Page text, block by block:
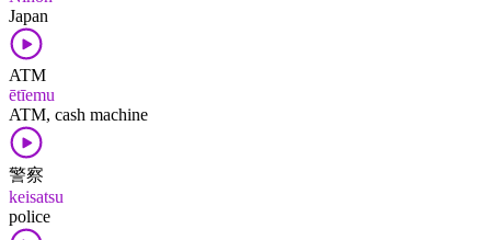
Japan
ATM
ētīemu
ATM, cash machine
警察
keisatsu
police